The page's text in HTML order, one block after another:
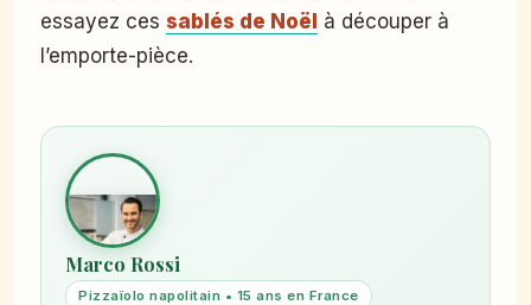
essayez ces sablés de Noël à découper à
l’emporte-pièce.
Marco Rossi
Pizzaïolo napolitain • 15 ans en France